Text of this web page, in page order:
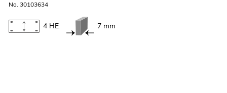
No. 30103634
4 HE 7 mm